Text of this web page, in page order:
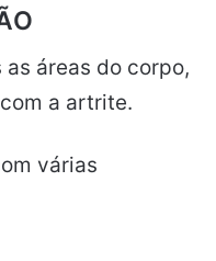
áreas do corpo,
a artrite.
várias